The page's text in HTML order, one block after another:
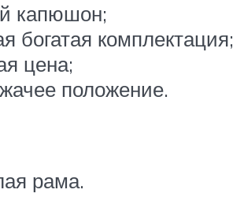
капюшон;
богатая комплектация;
цена;
положение.
рама.